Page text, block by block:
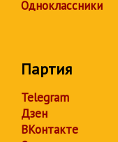
Одноклассники
Партия
Telegram
Дзен
ВКонтакте